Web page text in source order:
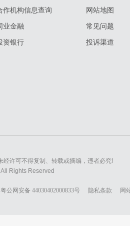
作机构信息查询
业金融
资银行
网站地图
常见问题
投诉渠道
经许可不得复制、转载或摘编，违者必究!
Rights Reserved
粤公网安备 44030402000833号 隐私条款 网